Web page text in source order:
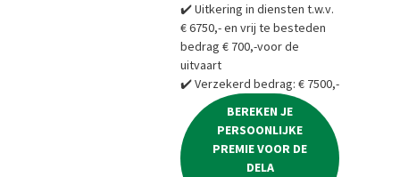
✔️ Uitkering in diensten t.w.v.
€ 6750,- en vrij te besteden
bedrag € 700,-voor de
uitvaart
✔️ Verzekerd bedrag: € 7500,-
BEREKEN JE
PERSOONLIJKE
PREMIE VOOR DE
DELA